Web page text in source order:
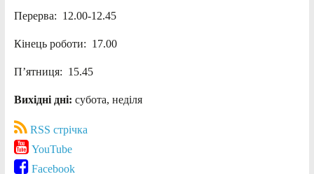
Перерва: 12.00-12.45
Кінець роботи: 17.00
П’ятниця: 15.45
Вихідні дні: субота, неділя
RSS стрічка
YouTube
Facebook